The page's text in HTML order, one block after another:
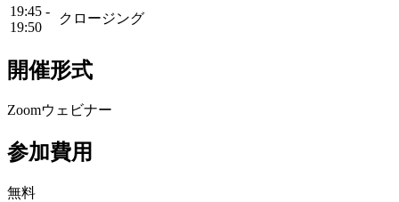
19:45 -
19:50
クロージング
開催形式
Zoomウェビナー
参加費用
無料